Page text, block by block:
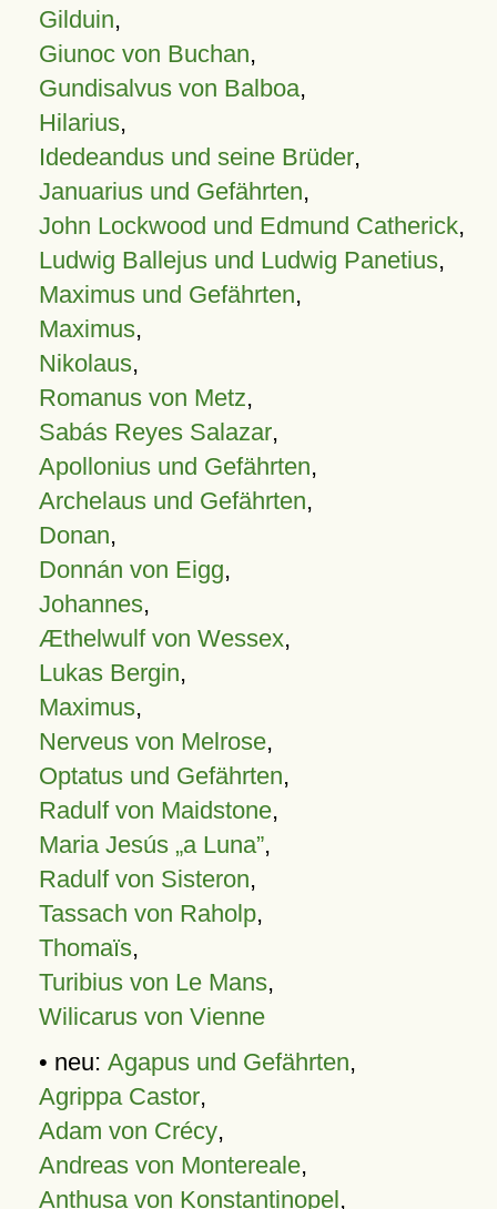
Gilduin,
Giunoc von Buchan,
Gundisalvus von Balboa,
Hilarius,
Idedeandus und seine Brüder,
Januarius und Gefährten,
John Lockwood und Edmund Catherick,
Ludwig Ballejus und Ludwig Panetius,
Maximus und Gefährten,
Maximus,
Nikolaus,
Romanus von Metz,
Sabás Reyes Salazar,
Apollonius und Gefährten,
Archelaus und Gefährten,
Donan,
Donnán von Eigg,
Johannes,
Æthelwulf von Wessex,
Lukas Bergin,
Maximus,
Nerveus von Melrose,
Optatus und Gefährten,
Radulf von Maidstone,
Maria Jesús „a Luna”,
Radulf von Sisteron,
Tassach von Raholp,
Thomaïs,
Turibius von Le Mans,
Wilicarus von Vienne
• neu: Agapus und Gefährten,
Agrippa Castor,
Adam von Crécy,
Andreas von Montereale,
Anthusa von Konstantinopel,